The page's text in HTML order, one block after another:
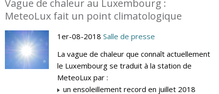
Vague de chaleur au Luxembourg :
MeteoLux fait un point climatologique
1er-08-2018 Salle de presse
La vague de chaleur que connaît actuellement
le Luxembourg se traduit à la station de
MeteoLux par :
un ensoleillement record en juillet 2018